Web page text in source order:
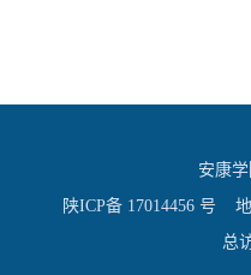
安康
陕ICP备 17014456 号 地
总